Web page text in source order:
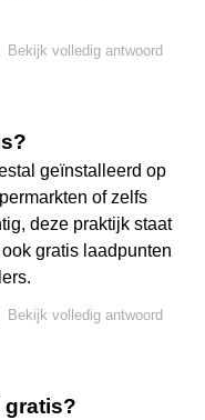
Bekijk volledig antwoord
geïnstalleerd op
of zelfs
deze praktijk staat
gratis laadpunten
Bekijk volledig antwoord
gratis?